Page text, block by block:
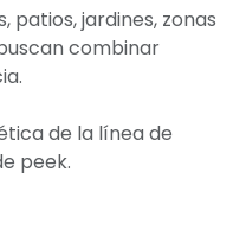
patios, jardines, zonas
combinar
de la línea de
peek.